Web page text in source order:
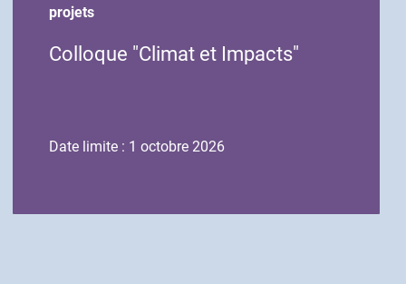
projets
l'événement l'événement
Colloque "Climat et Impacts"
Date limite : 1 octobre 2026